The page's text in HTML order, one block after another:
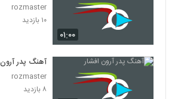
۰۱:۰۰
rozmaster
۱۰ بازدید
آهنگ پدر
rozmaster
۸ بازدید